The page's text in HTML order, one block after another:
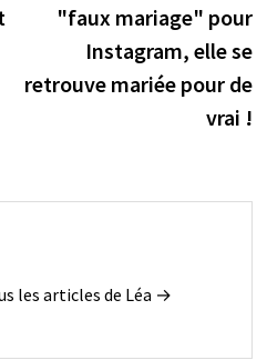
"faux mariage" pour
Instagram, elle se
retrouve mariée pour de
vrai !
les articles de Léa →